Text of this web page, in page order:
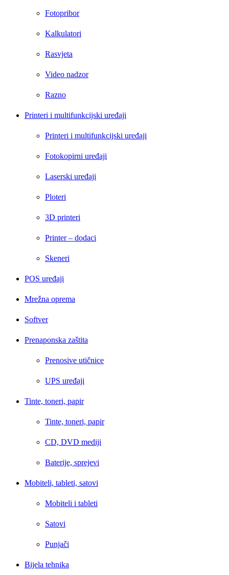
Fotopribor
Kalkulatori
Rasvjeta
Video nadzor
Razno
Printeri i multifunkcijski uređaji
Printeri i multifunkcijski uređaji
Fotokopirni uređaji
Laserski uređaji
Ploteri
3D printeri
Printer – dodaci
Skeneri
POS uređaji
Mrežna oprema
Softver
Prenaponska zaštita
Prenosive utičnice
UPS uređaji
Tinte, toneri, papir
Tinte, toneri, papir
CD, DVD mediji
Baterije, sprejevi
Mobiteli, tableti, satovi
Mobiteli i tableti
Satovi
Punjači
Bijela tehnika